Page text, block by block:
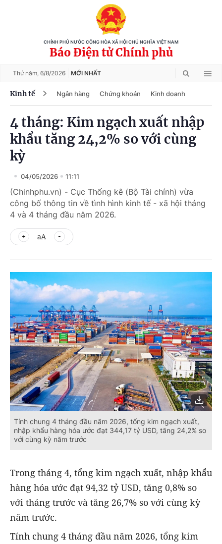
CHÍNH PHỦ NƯỚC CỘNG HÒA XÃ HỘI CHỦ NGHĨA VIỆT NAM
Báo Điện tử Chính phủ
Thứ năm, 6/8/2026 MỚI NHẤT
Kinh tế Ngân hàng Chứng khoán Kinh doanh
4 tháng: Kim ngạch xuất nhập
khẩu tăng 24,2% so với cùng
kỳ
04/05/2026 11:11
(Chinhphu.vn) - Cục Thống kê (Bộ Tài chính) vừa
công bố thông tin về tình hình kinh tế - xã hội tháng
4 và 4 tháng đầu năm 2026.
aA
Tính chung 4 tháng đầu năm 2026, tổng kim ngạch xuất,
nhập khẩu hàng hóa ước đạt 344,17 tỷ USD, tăng 24,2% so
với cùng kỳ năm trước
Trong tháng 4, tổng kim ngạch xuất, nhập khẩu
hàng hóa ước đạt 94,32 tỷ USD, tăng 0,8% so
với tháng trước và tăng 26,7% so với cùng kỳ
năm trước.
Tính chung 4 tháng đầu năm 2026, tổng kim